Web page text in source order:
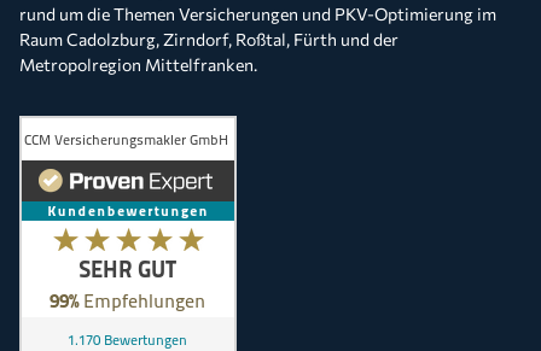
rund um die Themen Versicherungen und PKV-Optimierung im
Raum Cadolzburg, Zirndorf, Roßtal, Fürth und der
Metropolregion Mittelfranken.